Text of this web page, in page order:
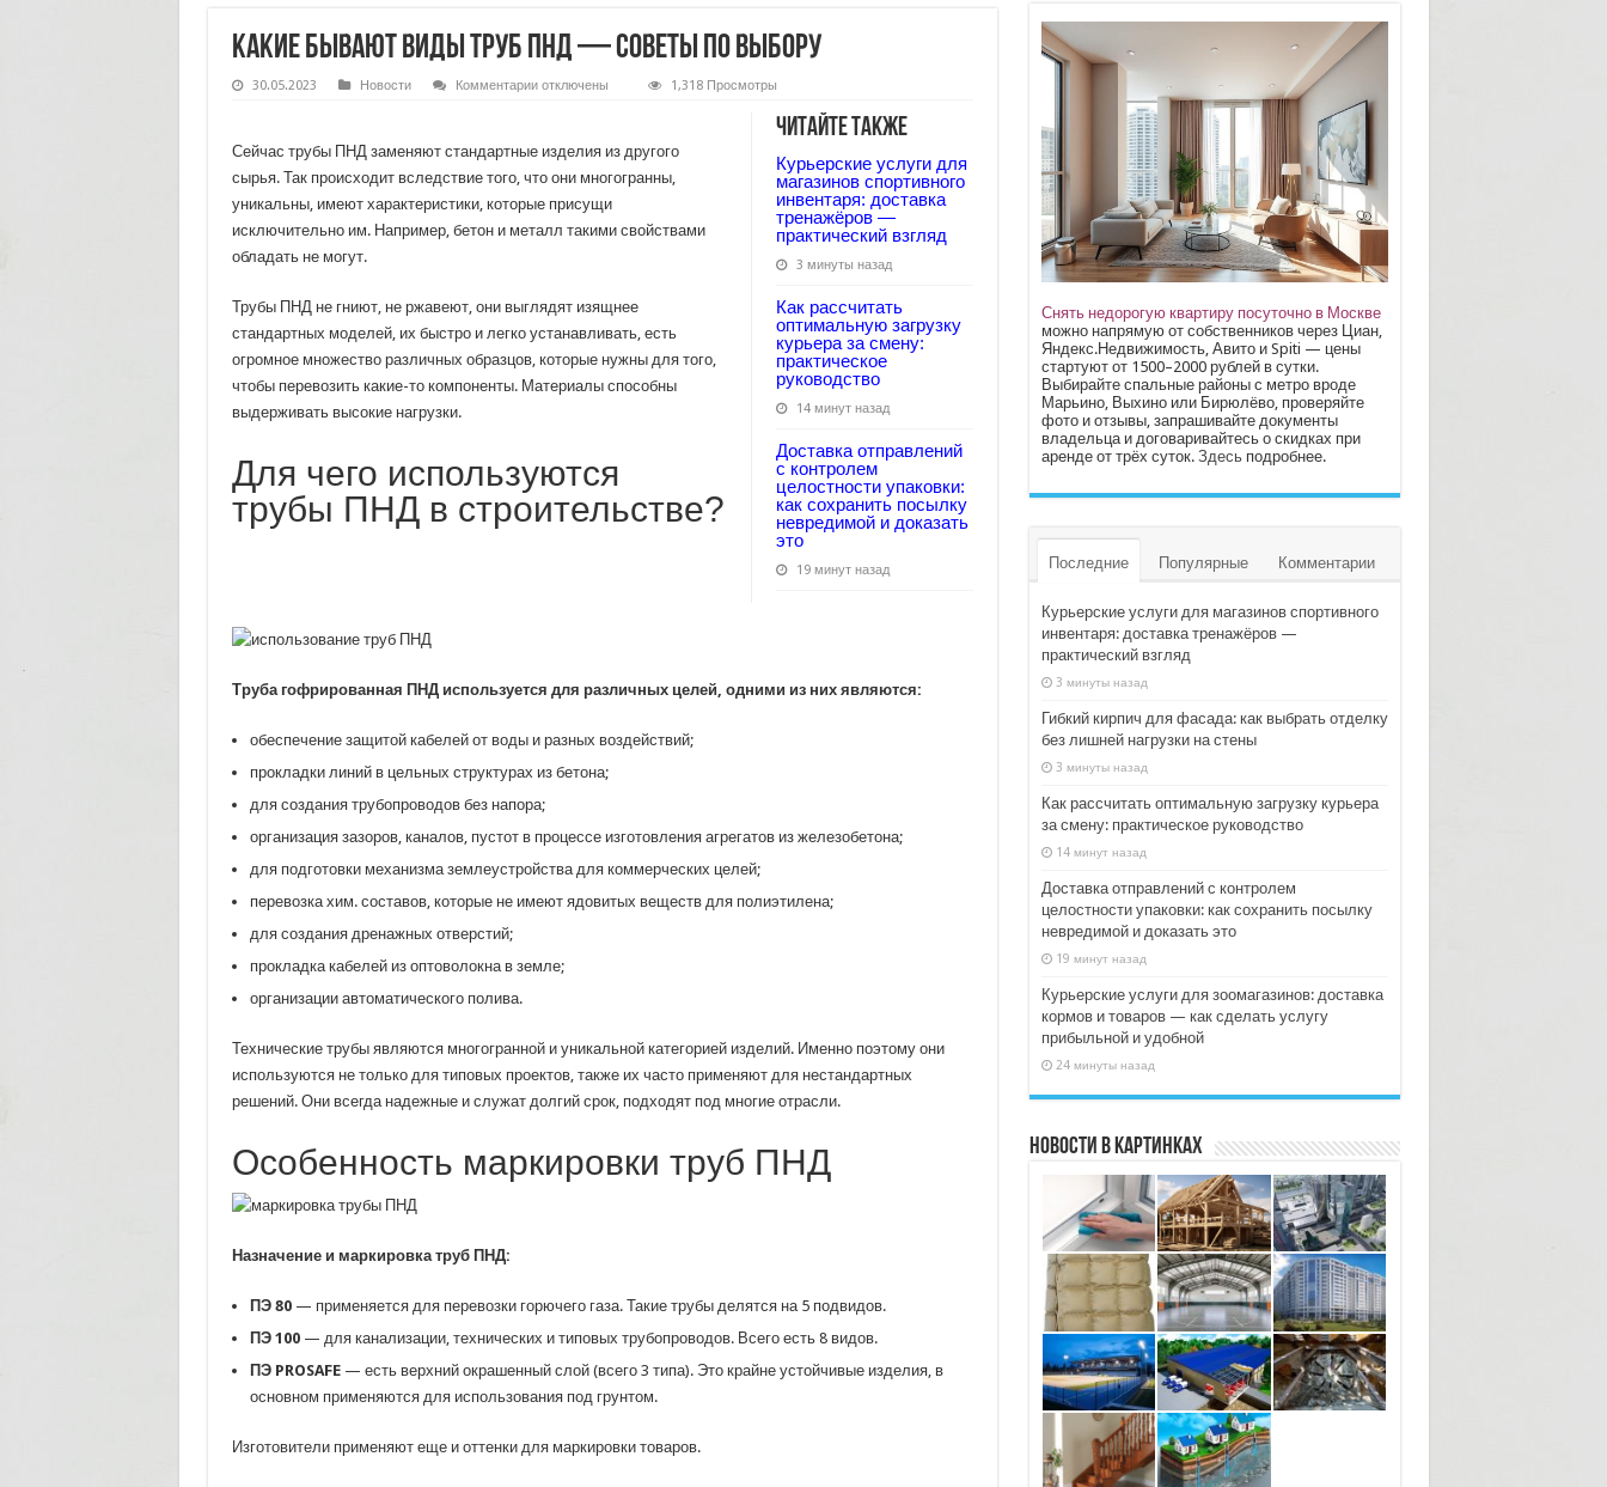
Какие бывают виды труб ПНД — советы по выбору
30.05.2023 Новости Комментариик
виды
труб
ПНД
советы
по
выбору
отключены 1,318 Просмотры
Читайте также
Курьерские услуги для
магазинов спортивного
инвентаря: доставка
тренажёров —
практический взгляд
3 минуты назад
Как рассчитать
оптимальную загрузку
курьера за смену:
практическое
руководство
14 минут назад
Доставка отправлений
с контролем
целостности упаковки:
как сохранить посылку
невредимой и доказать
это
19 минут назад
Сейчас трубы ПНД заменяют стандартные изделия из другого
сырья. Так происходит вследствие того, что они многогранны,
уникальны, имеют характеристики, которые присущи
исключительно им. Например, бетон и металл такими свойствами
обладать не могут.
Трубы ПНД не гниют, не ржавеют, они выглядят изящнее
стандартных моделей, их быстро и легко устанавливать, есть
огромное множество различных образцов, которые нужны для того,
чтобы перевозить какие-то компоненты. Материалы способны
выдерживать высокие нагрузки.
Для чего используются
трубы ПНД в строительстве?
Труба гофрированная ПНД используется для различных целей, одними из них являются:
обеспечение защитой кабелей от воды и разных воздействий;
прокладки линий в цельных структурах из бетона;
для создания трубопроводов без напора;
организация зазоров, каналов, пустот в процессе изготовления агрегатов из железобетона;
для подготовки механизма землеустройства для коммерческих целей;
перевозка хим. составов, которые не имеют ядовитых веществ для полиэтилена;
для создания дренажных отверстий;
прокладка кабелей из оптоволокна в земле;
организации автоматического полива.
Технические трубы являются многогранной и уникальной категорией изделий. Именно поэтому они
используются не только для типовых проектов, также их часто применяют для нестандартных
решений. Они всегда надежные и служат долгий срок, подходят под многие отрасли.
Особенность маркировки труб ПНД
Назначение и маркировка труб ПНД:
ПЭ 80— применяется для перевозки горючего газа. Такие трубы делятся на 5 подвидов.
ПЭ 100— для канализации, технических и типовых трубопроводов. Всего есть 8 видов.
ПЭ PROSAFE— есть верхний окрашенный слой (всего 3 типа). Это крайне устойчивые изделия, в
основном применяются для использования под грунтом.
Изготовители применяют еще и оттенки для маркировки товаров.
Снять недорогую квартиру посуточно в Москве
можно напрямую от собственников через Циан,
Яндекс.Недвижимость, Авито и Spiti — цены
стартуют от 1500–2000 рублей в сутки.
Выбирайте спальные районы с метро вроде
Марьино, Выхино или Бирюлёво, проверяйте
фото и отзывы, запрашивайте документы
владельца и договаривайтесь о скидках при
аренде от трёх суток. Здесьподробнее.
Последние Популярные Комментарии
Курьерские услуги для магазинов спортивного
инвентаря: доставка тренажёров —
практический взгляд
3 минуты назад
Гибкий кирпич для фасада: как выбрать отделку
без лишней нагрузки на стены
3 минуты назад
Как рассчитать оптимальную загрузку курьера
за смену: практическое руководство
14 минут назад
Доставка отправлений с контролем
целостности упаковки: как сохранить посылку
невредимой и доказать это
19 минут назад
Курьерские услуги для зоомагазинов: доставка
кормов и товаров — как сделать услугу
прибыльной и удобной
24 минуты назад
Новости в картинках